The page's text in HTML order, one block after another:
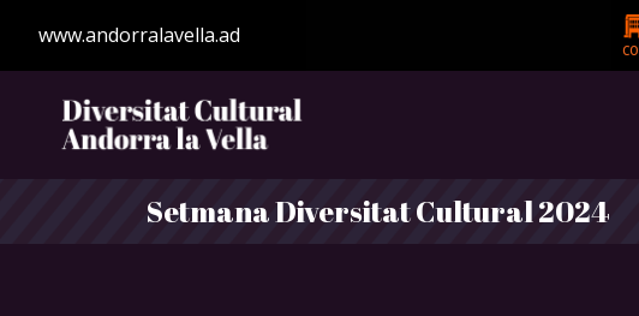
www.andorralavella.ad
Setmana Diversitat Cultural 2024